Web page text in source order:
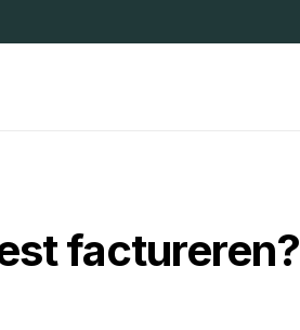
factureren?